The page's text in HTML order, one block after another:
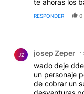
RESPONDER 0
JZ josep Zeper
wado deje
un personaje
de cobrar un